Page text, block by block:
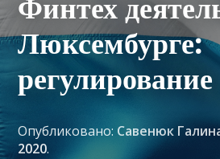
Финтех
Люксембурге:
регулирование
Опубликовано: Савенюк
2020.